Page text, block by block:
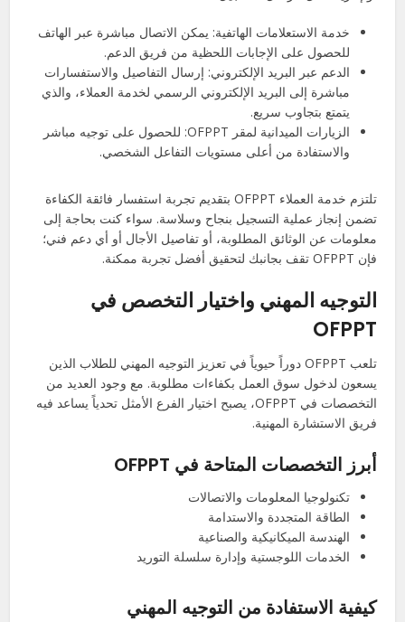
خدمة الاستعلامات الهاتفية: يمكن الاتصال مباشرة عبر الهاتف
للحصول على الإجابات اللحظية من فريق الدعم.
الدعم عبر البريد الإلكتروني: إرسال التفاصيل والاستفسارات
مباشرة إلى البريد الإلكتروني الرسمي لخدمة العملاء، والذي
يتمتع بتجاوب سريع.
الزيارات الميدانية لمقر OFPPT: للحصول على توجيه مباشر
والاستفادة من أعلى مستويات التفاعل الشخصي.
تلتزم خدمة العملاء OFPPT بتقديم تجربة استفسار فائقة الكفاءة
تضمن إنجاز عملية التسجيل بنجاح وسلاسة. سواء كنت بحاجة إلى
معلومات عن الوثائق المطلوبة، أو تفاصيل الأجال أو أي دعم فني؛
فإن OFPPT تقف بجانبك لتحقيق أفضل تجربة ممكنة.
التوجيه المهني واختيار التخصص في
OFPPT
تلعب OFPPT دوراً حيوياً في تعزيز التوجيه المهني للطلاب الذين
يسعون لدخول سوق العمل بكفاءات مطلوبة. مع وجود العديد من
التخصصات في OFPPT، يصبح اختيار الفرع الأمثل تحدياً يساعد فيه
فريق الاستشارة المهنية.
أبرز التخصصات المتاحة في OFPPT
تكنولوجيا المعلومات والاتصالات
الطاقة المتجددة والاستدامة
الهندسة الميكانيكية والصناعية
الخدمات اللوجستية وإدارة سلسلة التوريد
كيفية الاستفادة من التوجيه المهني